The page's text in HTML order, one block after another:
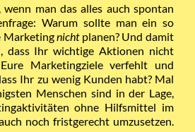
man das alles auch spontan
Warum sollte man ein so
Marketingnichtplanen? Und damit
dass Ihr wichtige Aktionen nicht
Marketingziele verfehlt und
Ihr zu wenig Kunden habt? Mal
Menschen sind in der Lage,
ohne Hilfsmittel im
noch fristgerecht umzusetzen.